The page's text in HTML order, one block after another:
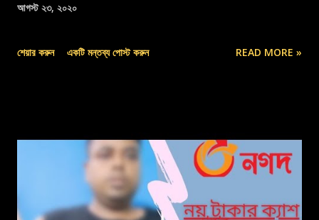
আগস্ট ২৩, ২০২০
শেয়ার করুন একটি মন্তব্য পোস্ট করুন READ MORE »